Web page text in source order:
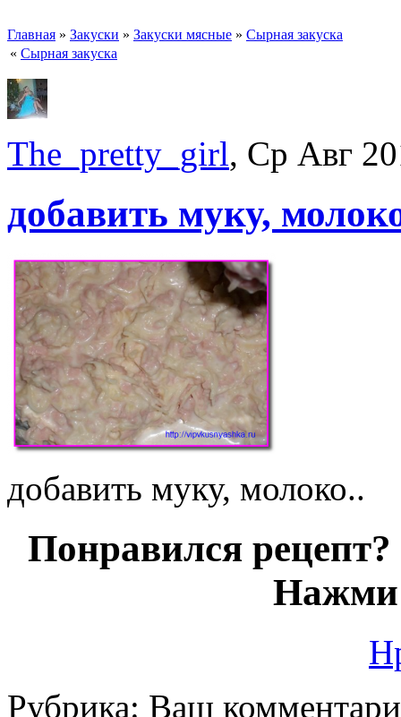
Главная » Закуски » Закуски мясные » Сырная закуска
« Сырная закуска
The_pretty_girl, Ср Авг
добавить муку,
добавить муку, молоко..
Понравился
Нажми
Рубрика: Ваш